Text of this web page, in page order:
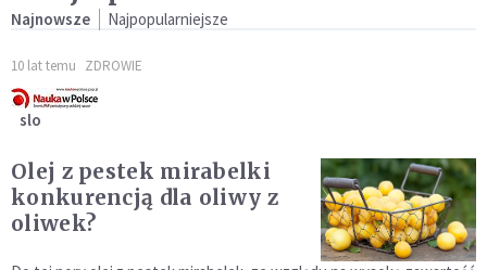
Najnowsze Najpopularniejsze
10 lat temu ZDROWIE
slo
Olej z pestek mirabelki
konkurencją dla oliwy z
oliwek?